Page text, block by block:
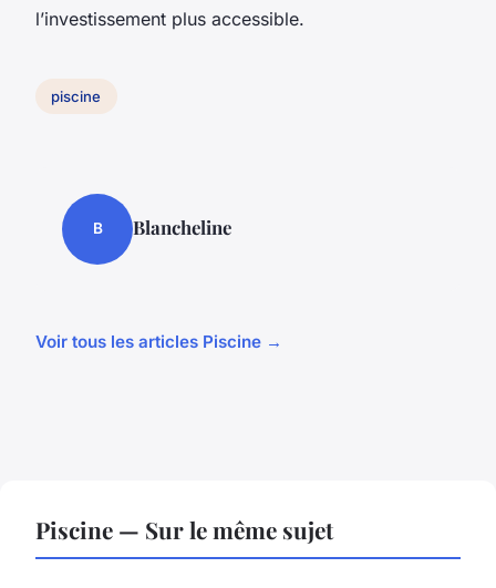
l’investissement plus accessible.
piscine
B Blancheline
Voir tous les articles Piscine →
Piscine — Sur le même sujet